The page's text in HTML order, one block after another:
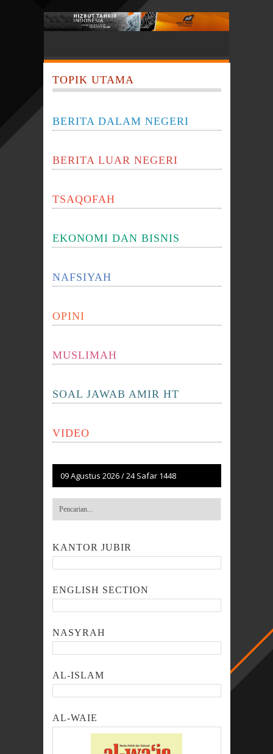
TOPIK UTAMA
BERITA DALAM NEGERI
BERITA LUAR NEGERI
TSAQOFAH
EKONOMI DAN BISNIS
NAFSIYAH
OPINI
MUSLIMAH
SOAL JAWAB AMIR HT
VIDEO
09 Agustus 2026/24 Safar 1448
KANTOR JUBIR
ENGLISH SECTION
NASYRAH
AL-ISLAM
AL-WAIE